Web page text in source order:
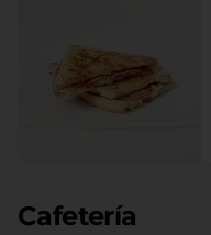
Cafetería